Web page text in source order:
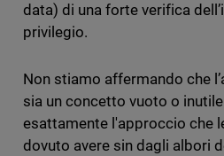
data) di una forte verifica
privilegio.
Non stiamo affermando che
sia un concetto vuoto o
esattamente l'approccio che
dovuto avere sin dagli albori